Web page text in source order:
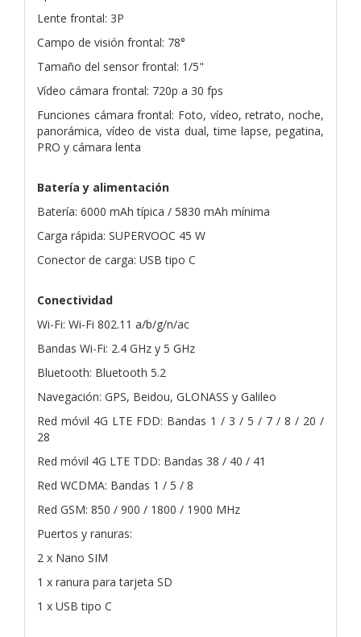
Lente frontal: 3P
Campo de visión frontal: 78°
Tamaño del sensor frontal: 1/5"
Vídeo cámara frontal: 720p a 30 fps
Funciones cámara frontal: Foto, vídeo, retrato, noche,
panorámica, vídeo de vista dual, time lapse, pegatina,
PRO y cámara lenta
Batería y alimentación
Batería: 6000 mAh típica / 5830 mAh mínima
Carga rápida: SUPERVOOC 45 W
Conector de carga: USB tipo C
Conectividad
Wi-Fi: Wi-Fi 802.11 a/b/g/n/ac
Bandas Wi-Fi: 2.4 GHz y 5 GHz
Bluetooth: Bluetooth 5.2
Navegación: GPS, Beidou, GLONASS y Galileo
Red móvil 4G LTE FDD: Bandas 1 / 3 / 5 / 7 / 8 / 20 /
28
Red móvil 4G LTE TDD: Bandas 38 / 40 / 41
Red WCDMA: Bandas 1 / 5 / 8
Red GSM: 850 / 900 / 1800 / 1900 MHz
Puertos y ranuras:
2 x Nano SIM
1 x ranura para tarjeta SD
1 x USB tipo C